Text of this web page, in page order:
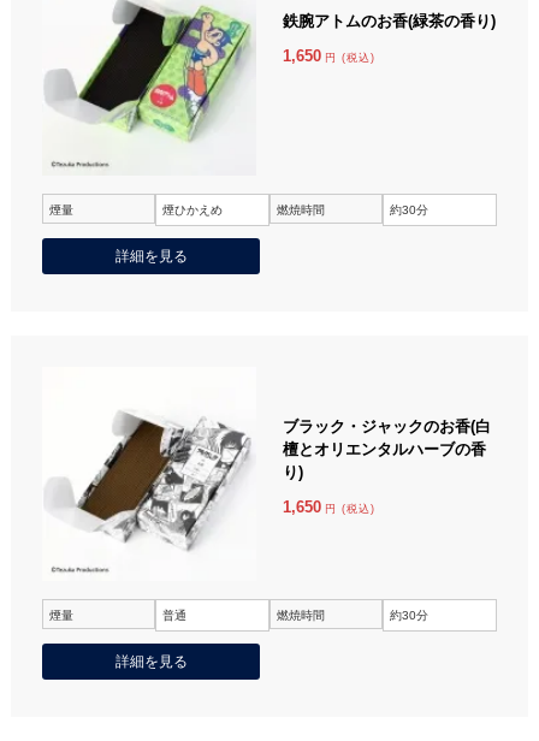
鉄腕アトムのお香(緑茶の香り)
1,650 円 (税込)
煙量 煙ひかえめ 燃焼時間 約30分
詳細を見る
ブラック・ジャックのお香(白
檀とオリエンタルハーブの香
り)
1,650 円 (税込)
煙量 普通 燃焼時間 約30分
詳細を見る